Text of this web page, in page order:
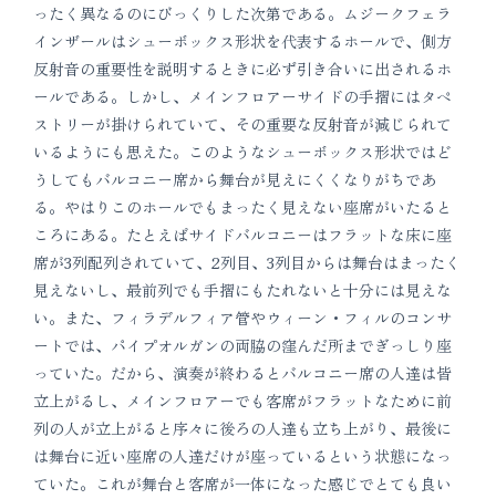
ったく異なるのにびっくりした次第である。ムジークフェラ
インザールはシューボックス形状を代表するホールで、側方
反射音の重要性を説明するときに必ず引き合いに出されるホ
ールである。しかし、メインフロアーサイドの手摺にはタペ
ストリーが掛けられていて、その重要な反射音が減じられて
いるようにも思えた。このようなシューボックス形状ではど
うしてもバルコニー席から舞台が見えにくくなりがちであ
る。やはりこのホールでもまったく見えない座席がいたると
ころにある。たとえばサイドバルコニーはフラットな床に座
席が3列配列されていて、2列目、3列目からは舞台はまったく
見えないし、最前列でも手摺にもたれないと十分には見えな
い。また、フィラデルフィア管やウィーン・フィルのコンサ
ートでは、パイプオルガンの両脇の窪んだ所までぎっしり座
っていた。だから、演奏が終わるとバルコニー席の人達は皆
立上がるし、メインフロアーでも客席がフラットなために前
列の人が立上がると序々に後ろの人達も立ち上がり、最後に
は舞台に近い座席の人達だけが座っているという状態になっ
ていた。これが舞台と客席が一体になった感じでとても良い